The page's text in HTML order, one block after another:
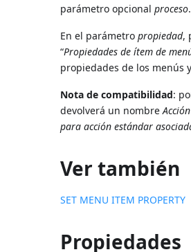
parámetro opcionalproceso.
En el parámetropropiedad,
“Propiedades de ítem de
propiedades de los menús
Nota de compatibilidad:
devolverá un nombre
para acción estándar
Ver también
SET MENU ITEM PROPERTY
Propiedades